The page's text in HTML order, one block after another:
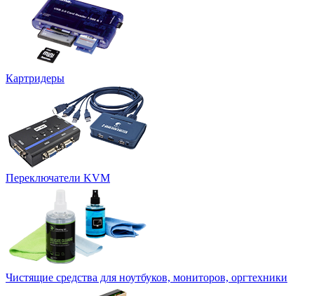
Картридеры
Переключатели KVM
Чистящие средства для ноутбуков, мониторов, оргтехники